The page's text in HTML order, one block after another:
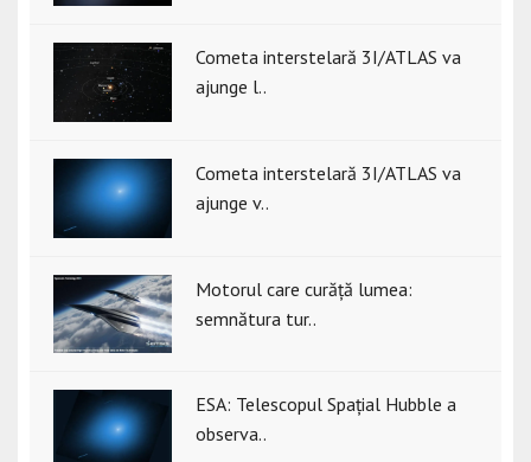
Cometa interstelară 3I/ATLAS va
ajunge l..
Cometa interstelară 3I/ATLAS va
ajunge v..
Motorul care curăță lumea:
semnătura tur..
ESA: Telescopul Spațial Hubble a
observa..